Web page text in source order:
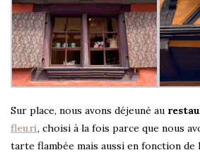
Sur place, nous avons déjeuné au
fleuri, choisi à la fois parce que nous
tarte flambée mais aussi en fonction de